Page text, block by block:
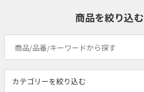
商品を絞り込む